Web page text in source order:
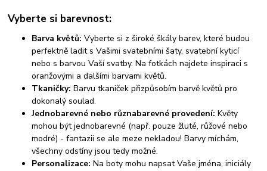
Vyberte si barevnost:
Barva květů: Vyberte si z široké škály barev, které budou
perfektně ladit s Vašimi svatebními šaty, svatební kyticí
nebo s barvou Vaší svatby. Na fotkách najdete inspiraci s
oranžovými a dalšími barvami květů.
Tkaničky: Barvu tkaniček přizpůsobím barvě květů pro
dokonalý soulad.
Jednobarevné nebo různabarevné provedení: Květy
mohou být jednobarevné (např. pouze žluté, růžové nebo
modré) - fantazii se ale meze nekladou! Barvy míchám,
všechny odstíny jsou tedy možné.
Personalizace: Na boty mohu napsat Vaše jména, iniciály